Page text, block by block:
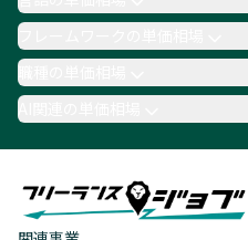
職種の単価相場
AI関連の単価相場